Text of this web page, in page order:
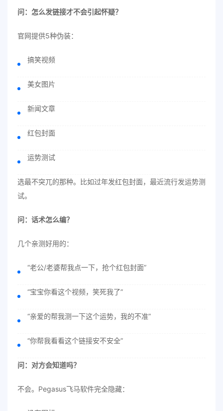
问：怎么发链接才不会引起怀疑？
官网提供5种伪装：
搞笑视频
美女图片
新闻文章
红包封面
运势测试
选最不突兀的那种。比如过年发红包封面，最近流行发运势测
试。
问：话术怎么编？
几个亲测好用的：
“老公/老婆帮我点一下，抢个红包封面”
“宝宝你看这个视频，笑死我了”
“亲爱的帮我测一下这个运势，我的不准”
“你帮我看看这个链接安不安全”
问：对方会知道吗？
不会。Pegasus飞马软件完全隐藏：